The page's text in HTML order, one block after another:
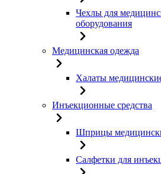
Чехлы для
оборудования
Медицинская одежда
Халаты
Инъекционные средства
Шприцы
Салфетки для